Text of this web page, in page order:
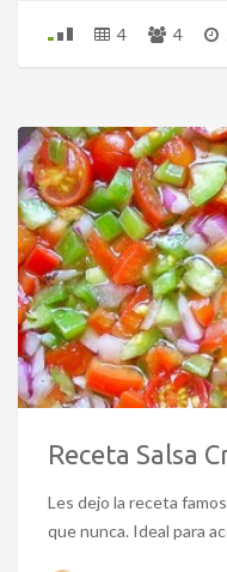
4 4
Receta Salsa
Les dejo la receta
que nunca. Ideal para